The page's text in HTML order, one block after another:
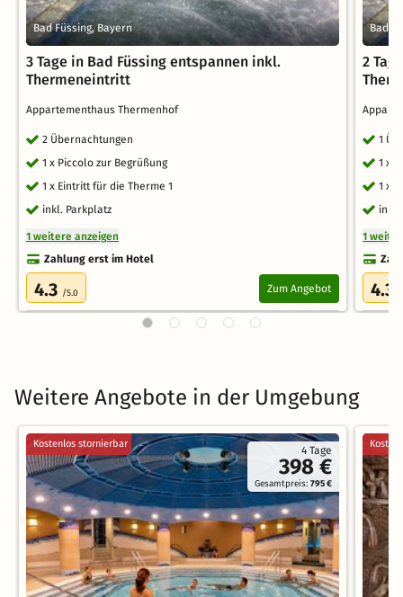
Bad Füssing, Bayern
3 Tage in Bad Füssing entspannen inkl.
Thermeneintritt
Appartementhaus Thermenhof
2 Übernachtungen
1 x Piccolo zur Begrüßung
1 x Eintritt für die Therme 1
inkl. Parkplatz
1 weitere anzeigen
Zahlung erst im Hotel
4.3 /5.0 Zum Angebot
Bad
2
1
1 x
1 x
inkl.
1
4.3
Weitere Angebote in der Umgebung
4 Tage
398 €
Gesamtpreis:795 €
Kostenlos stornierbar